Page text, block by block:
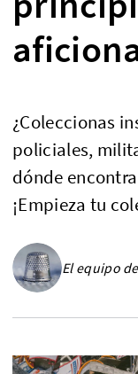
¿Coleccionas
policiales,
dónde
¡Empieza tu
El equipo